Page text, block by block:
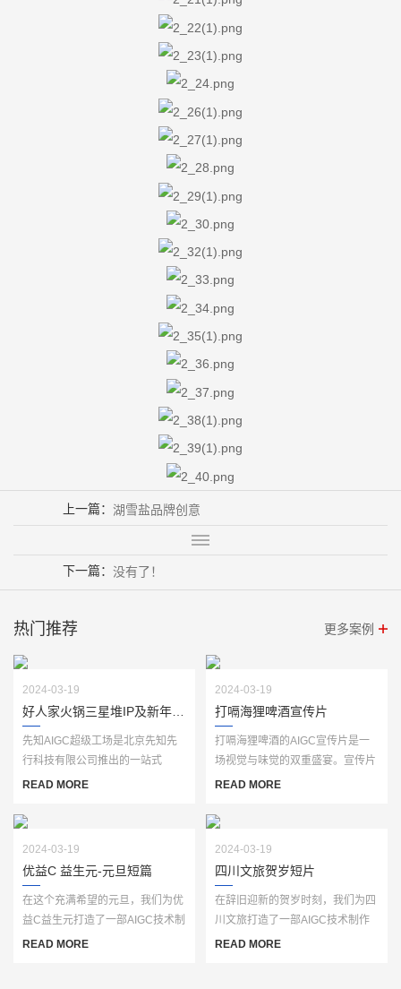
上一篇： 湖雪盐品牌创意
下一篇： 没有了！
热门推荐 更多案例
2024-03-19
先知AIGC超级工场是北京先知先
行科技有限公司推出的一站式
AIGC生产服务平台，基于自主研
READ MORE
2024-03-19
打嗝海狸啤酒宣传片
打嗝海狸啤酒的AIGC宣传片是一
场视觉与味觉的双重盛宴。宣传片
以独特的创意和精美的画面，生动
READ MORE
2024-03-19
优益C 益生元-元旦短篇
在这个充满希望的元旦，我们为优
益C益生元打造了一部AIGC技术制
作的短篇宣传片。通过人工智能生
READ MORE
2024-03-19
四川文旅贺岁短片
在辞旧迎新的贺岁时刻，我们为四
川文旅打造了一部AIGC技术制作
的贺岁宣传片。这部宣传片以
READ MORE